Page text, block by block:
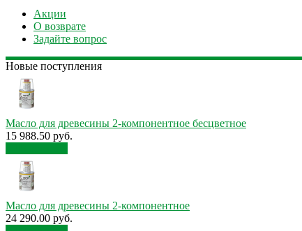
Акции
О возврате
Задайте вопрос
Новые поступления
Масло для древесины 2-компонентное бесцветное
15 988.50 руб.
Масло для древесины 2-компонентное
24 290.00 руб.